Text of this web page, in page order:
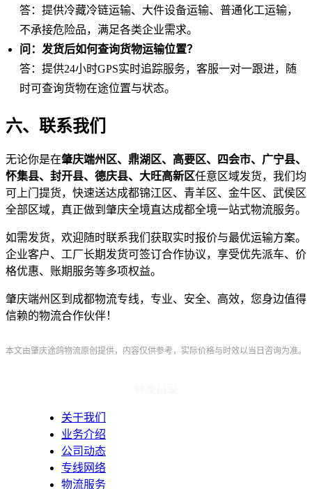
答：提供冷藏冷链运输、大件设备运输、普通化工运输，
不承接危险品，满足各类企业需求。
问：发货后如何查询货物运输位置？
答：提供24小时GPS实时追踪服务，客服一对一跟进，随
时可查询货物在途位置与状态。
六、联系我们
无论你是在肇庆端州区、鼎湖区、高要区、四会市、广宁县、
怀集县、封开县、德庆县、大旺高新区任意区域发货，我们均
可上门提货，快速送达成都锦江区、青羊区、金牛区、武侯区
全部区域，真正做到肇庆全境直达成都全境一站式物流服务。
如需发货，欢迎随时联系我们获取实时报价与最优运输方案。
企业客户、工厂长期发货可签订合作协议，享受优先派车、价
格优惠、账期服务等多项权益。
肇庆端州区到成都物流专线，专业、安全、高效，您身边值得
信赖的物流合作伙伴！
本文由肇庆途鸽物流原创提供，内容仅供参考，实际价格与时效以当日咨询为准。
关于我们
业务介绍
公司动态
专线网络
物流服务